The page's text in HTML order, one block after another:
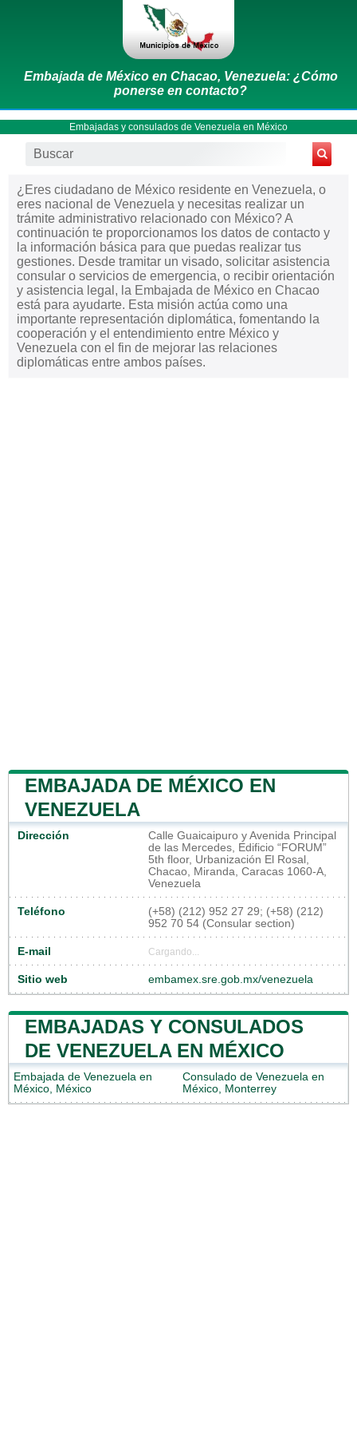
Embajada de México en Chacao, Venezuela: ¿Cómo
ponerse en contacto?
Embajadas y consulados de Venezuela en México
¿Eres ciudadano de México residente en Venezuela, o
eres nacional de Venezuela y necesitas realizar un
trámite administrativo relacionado con México? A
continuación te proporcionamos los datos de contacto y
la información básica para que puedas realizar tus
gestiones. Desde tramitar un visado, solicitar asistencia
consular o servicios de emergencia, o recibir orientación
y asistencia legal, la Embajada de México en Chacao
está para ayudarte. Esta misión actúa como una
importante representación diplomática, fomentando la
cooperación y el entendimiento entre México y
Venezuela con el fin de mejorar las relaciones
diplomáticas entre ambos países.
EMBAJADA DE MÉXICO EN
VENEZUELA
Dirección
Calle Guaicaipuro y Avenida Principal
de las Mercedes, Edificio “FORUM”
5th floor, Urbanización El Rosal,
Chacao, Miranda, Caracas 1060-A,
Venezuela
Teléfono
(+58) (212) 952 27 29; (+58) (212)
952 70 54 (Consular section)
E-mail Cargando...
Sitio web embamex.sre.gob.mx/venezuela
EMBAJADAS Y CONSULADOS
DE VENEZUELA EN MÉXICO
Embajada de Venezuela en
México, México
Consulado de Venezuela en
México, Monterrey